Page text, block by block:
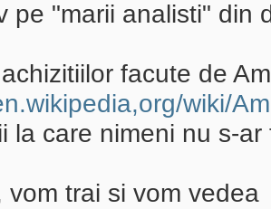
pe "marii analisti" din
facute de
wiki/
la care nimeni nu s-
vom trai si vom vedea